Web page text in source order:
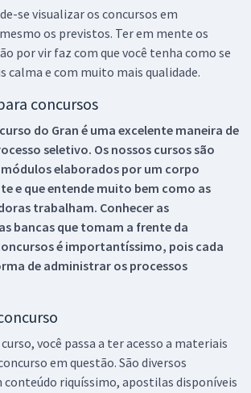
se visualizar os concursos em
os previstos. Ter em mente os
por vir faz com que você tenha como se
calma e com muito mais qualidade.
concursos
do Gran é uma excelente maneira de
seletivo. Os nossos cursos são
elaborados por um corpo
e que entende muito bem como as
trabalham. Conhecer as
bancas que tomam a frente da
é importantíssimo, pois cada
de administrar os processos
você passa a ter acesso a materiais
em questão. São diversos
conteúdo riquíssimo, apostilas disponíveis